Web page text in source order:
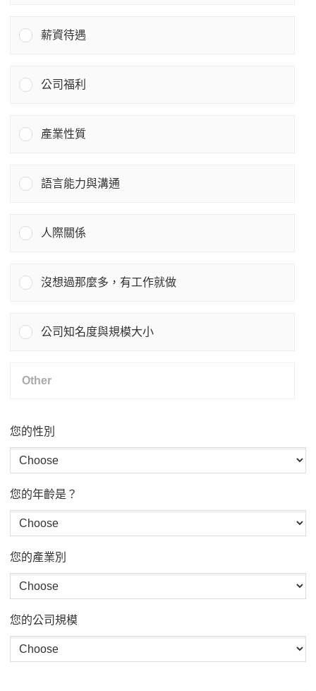
薪資待遇
公司福利
產業性質
語言能力與溝通
人際關係
沒想過那麼多，有工作就做
公司知名度與規模大小
您的性別
您的年齡是？
您的產業別
您的公司規模